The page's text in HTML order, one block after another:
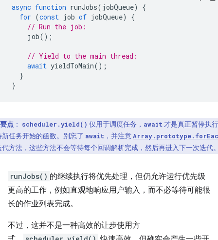
async function runJobs( jobQueue)
{
for (const job of jobQueue)
{
// Run the job:
job();
// Yield to the main thread:
await yieldToMain();
}
}
要点 ： scheduler.yield() 仅用于调度任务， await 才是真正暂停执
新任务开始的函数。别忘了 await ，并注意
代方法，这些方法不会等待每个回调解析完成，然后再进入下一次迭代
runJobs() 的继续执行将优先处理，但仍允许运行优先级
更高的工作，例如直观地响应用户输入，而不必等待可能很
长的作业列表完成。
不过，这并不是一种高效的让步使用方